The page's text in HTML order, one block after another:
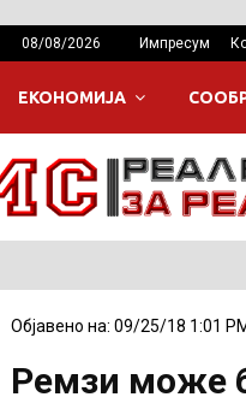
08/08/2026 Импресум
ЕКОНОМИЈА
Објавено на: 09/25/18 1:01
Ремзи може